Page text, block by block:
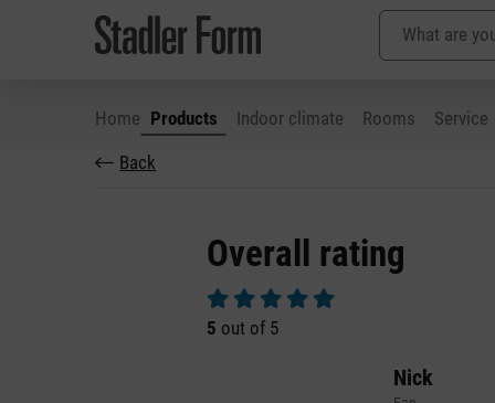
to main content
Skip to search
Skip to main navigation
Home Products Indoor climate Rooms Service
Back
Overall rating
Average rating of 5 out of 5 stars
5 out of 5
Nick